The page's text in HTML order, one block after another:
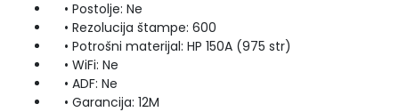
• Postolje: Ne
• Rezolucija štampe: 600
• Potrošni materijal: HP 150A (975 str)
• WiFi: Ne
• ADF: Ne
• Garancija: 12M